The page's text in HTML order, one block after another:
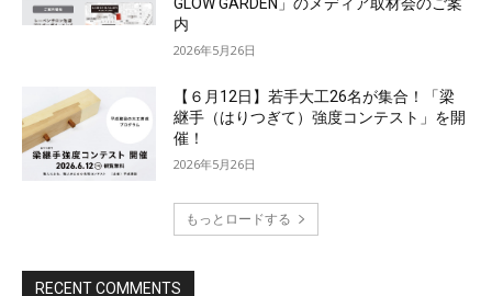
内
2026年5月26日
【６月12日】若手大工26名が集合！「梁
継手（はりつぎて）強度コンテスト」を開
催！
2026年5月26日
もっとロードする
RECENT COMMENTS